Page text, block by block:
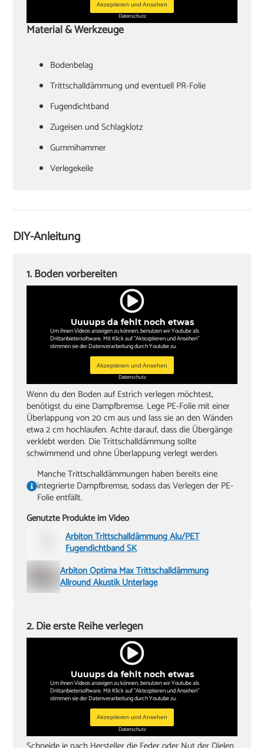
Akzeptieren und Ansehen
Datenschutz
Material & Werkzeuge
Bodenbelag
Trittschalldämmung und eventuell PR-Folie
Fugendichtband
Zugeisen und Schlagklotz
Gummihammer
Verlegekeile
Akkuschrauber
Stichsäge und Kappsäge
Bleistift
DIY-Anleitung
Uuuups da fehlt noch etwas
Um ihnen Videos anzeigen zu können, benutzen wir Youtube als
Drittanbietersoftware. Mit Klick auf "Aktezptieren und Ansehen"
stimmen sie der Datenverarbeitung durch Youtube zu.
Akzeptieren und Ansehen
Datenschutz
1. Boden vorbereiten
Wenn du den Boden auf Estrich verlegen möchtest,
benötigst du eine Dampfbremse. Lege PE-Folie mit einer
Überlappung von 20 cm aus und lass sie an den Wänden
etwa 2 cm hochlaufen. Achte darauf, dass die Übergänge
verklebt werden. Die Trittschalldämmung sollte
schwimmend und ohne Überlappung verlegt werden.
Manche Trittschalldämmungen haben bereits eine
integrierte Dampfbremse, sodass das Verlegen der PE-
Folie entfällt.
Genutzte Produkte im Video
Arbiton Trittschalldämmung Alu/PET
Fugendichtband SK
Arbiton Optima Max Trittschalldämmung
Allround Akustik Unterlage
Uuuups da fehlt noch etwas
Um ihnen Videos anzeigen zu können, benutzen wir Youtube als
Drittanbietersoftware. Mit Klick auf "Aktezptieren und Ansehen"
stimmen sie der Datenverarbeitung durch Youtube zu.
Akzeptieren und Ansehen
Datenschutz
2. Die erste Reihe verlegen